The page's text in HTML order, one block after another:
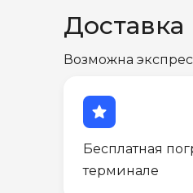
Возможна
star
Бесплатная
терминале